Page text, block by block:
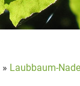
» Laubbaum-